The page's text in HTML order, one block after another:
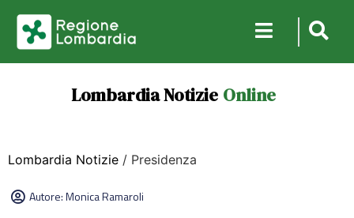
Lombardia Notizie Online
Lombardia Notizie / Presidenza
Autore:Monica Ramaroli